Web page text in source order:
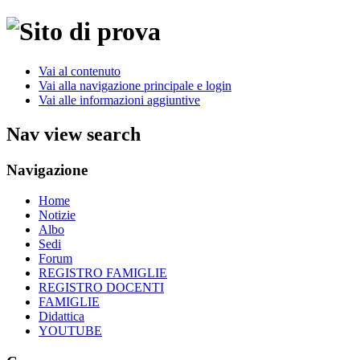
Vai al contenuto
Vai alla navigazione principale e login
Vai alle informazioni aggiuntive
Nav view search
Navigazione
Home
Notizie
Albo
Sedi
Forum
REGISTRO FAMIGLIE
REGISTRO DOCENTI
FAMIGLIE
Didattica
YOUTUBE